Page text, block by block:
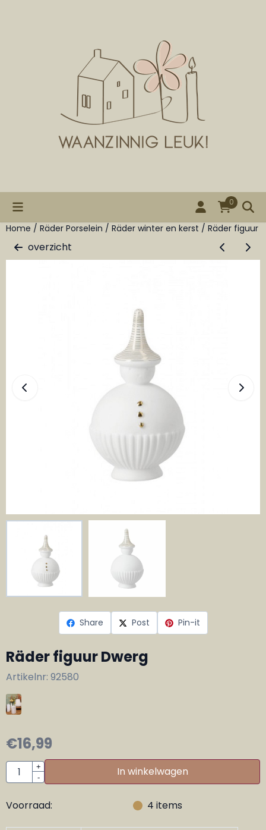
0
Home / Räder Porselein / Räder winter en kerst / Räder figuur
overzicht
Share Post Pin-it
Räder figuur Dwerg
Artikelnr: 92580
€16,99
Aantal
+
-
In winkelwagen
Voorraad: 4 items